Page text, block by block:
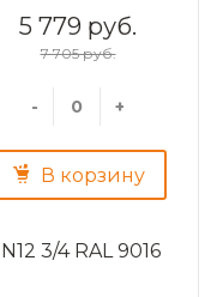
5 779 руб.
7 705 руб.
- +
В корзину
3/4 RAL 9016